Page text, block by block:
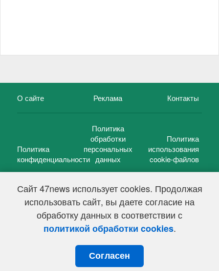
Сайт 47news использует cookies. Продолжая
использовать сайт, вы даете согласие на
обработку данных в соответствии с
политикой обработки cookies.
Согласен
О сайте Реклама Контакты
Политика
конфиденциальности
Политика
обработки
персональных
данных
Политика
использования
cookie-файлов
47 новостей (47 news)2005 — 2026 г.
Свидетельство о регистрации СМИ Эл № ФС 77-39848, выдано
Федеральной службой по надзору в сфере связи,
информационных технологий и массовых коммуникаций